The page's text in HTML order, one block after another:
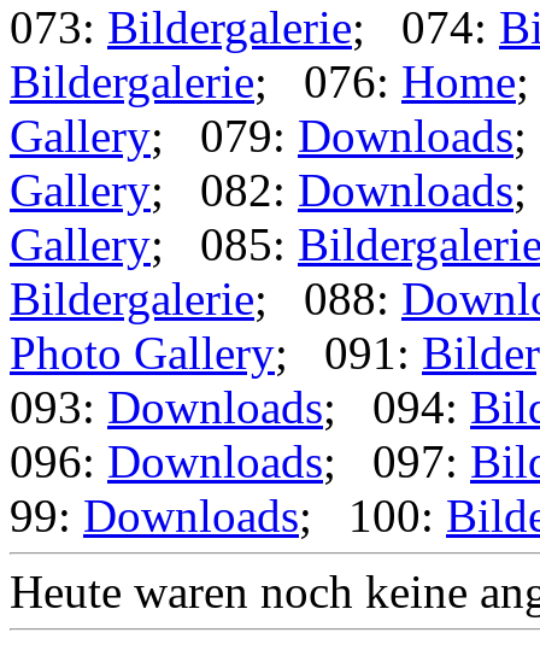
073: Bildergalerie; 074:
Bildergalerie; 076: Home
Gallery; 079: Downloads
Gallery; 082: Downloads
Gallery; 085:
Bildergalerie; 088:
Photo Gallery; 091:
093: Downloads; 094:
096: Downloads; 097:
99: Downloads; 100:
Heute waren noch keine